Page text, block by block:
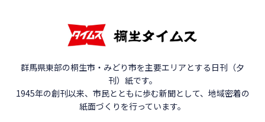
群馬県東部の桐生市・みどり市を主要エリアとする日刊（夕
刊）紙です。
1945年の創刊以来、市民とともに歩む新聞として、地域密着の
紙面づくりを行っています。